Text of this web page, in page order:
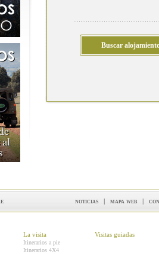
noticias | mapa web |
La visita
Itinerarios a pie
Itinerarios 4X4
Visitas guiadas